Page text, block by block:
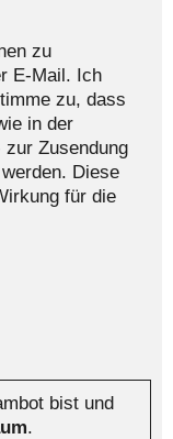
zu
E-Mail. Ich
zu, dass
in der
Zusendung
Diese
für die
bist und
.